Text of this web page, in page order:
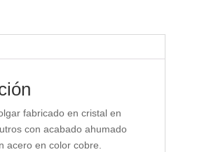
fabricado en cristal en
con acabado ahumado
acero en color cobre.